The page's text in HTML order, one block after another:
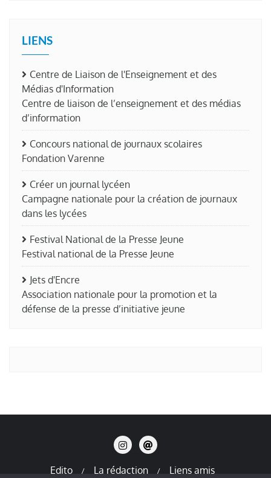
LIENS
Centre de Liaison de l'Enseignement et des
Médias d'Information
Centre de liaison de l’enseignement et des médias
d’information
Concours national de journaux scolaires
Fondation Varenne
Créer un journal lycéen
Campagne nationale pour la création de journaux
dans les lycées
Festival National de la Presse Jeune
Festival national de la Presse Jeune
Jets d'Encre
Association nationale pour la promotion et la
défense de la presse d’initiative jeune
Edito La rédaction Liens amis